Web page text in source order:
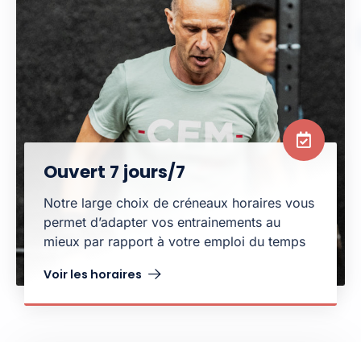
Ouvert 7 jours/7
Notre large choix de créneaux horaires vous
permet d’adapter vos entrainements au
mieux par rapport à votre emploi du temps
Voir les horaires